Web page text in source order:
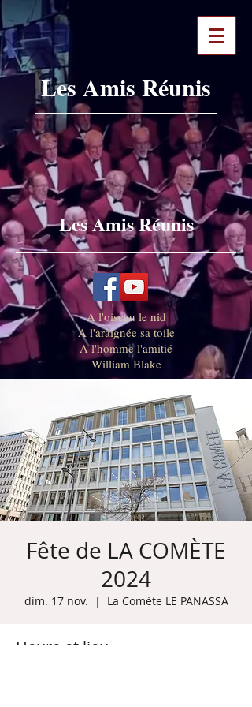
Les Amis Réunis
Les Amis Réunis
A l'oiseau le nid
A l'araignée sa toile
A l'homme l'amitié
William Blake
Fête de LA COMÈTE
2024
dim. 17 nov.
  |
La Comète LE PANASSA
Heure et lieu